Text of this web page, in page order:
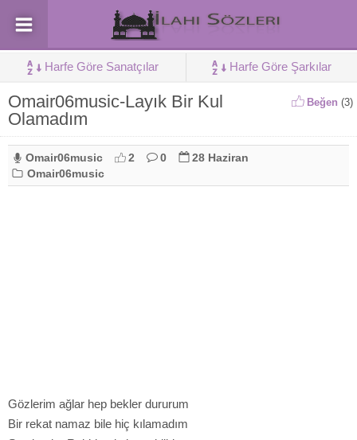
Harfe Göre Sanatçılar Harfe Göre Şarkılar
Omair06music-Layık Bir Kul
Olamadım
Beğen (3)
Omair06music 2 0
28 Haziran
Omair06music
Gözlerim ağlar hep bekler dururum
Bir rekat namaz bile hiç kılamadım